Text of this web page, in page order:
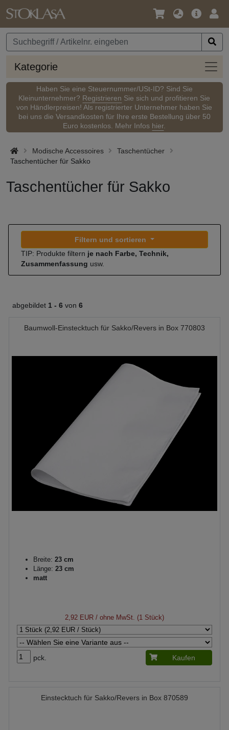
Sprache
Währung
Kategorie
Haben Sie eine Steuernummer/USt-ID? Sind Sie
Kleinunternehmer? Registrieren Sie sich und profitieren Sie
von Händlerpreisen! Als registrierter Unternehmer haben Sie
bei uns die Versandkosten für Ihre erste Bestellung über 50
Euro kostenlos. Mehr Infos hier.
Modische Accessoires
Taschentücher
Taschentücher für Sakko
Taschentücher für Sakko
Filtern und sortieren
TIP: Produkte filtern je nach Farbe, Technik,
Zusammenfassung usw.
abgebildet 1 - 6 von 6
Baumwoll-Einstecktuch für Sakko/Revers in Box 770803
Breite: 23 cm
Länge: 23 cm
matt
2,92 EUR / ohne MwSt. (1 Stück)
pck. Kaufen
Einstecktuch für Sakko/Revers in Box 870589